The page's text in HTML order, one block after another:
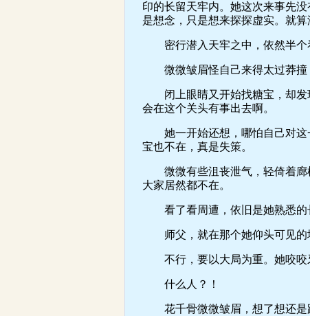
印的长留天牢内。她这次来事先
是想念，只是想来探探虚实。就
密行潜入天牢之中，依然半个
微微皱眉怪自己来得太过莽撞
闭上眼睛又开始找糖宝，却发
会在这个关头有事出去啊。
她一开始还想，哪怕自己对这
宝也不在，真是失策。
微微有些沮丧泄气，轻倚着廊
大家居然都不在。
看了看周遭，依旧是她熟悉的
师父，就在那个她仰头可见的
不行，要以大局为重。她咬咬
什么人？！
花千骨微微皱眉，想了想还是